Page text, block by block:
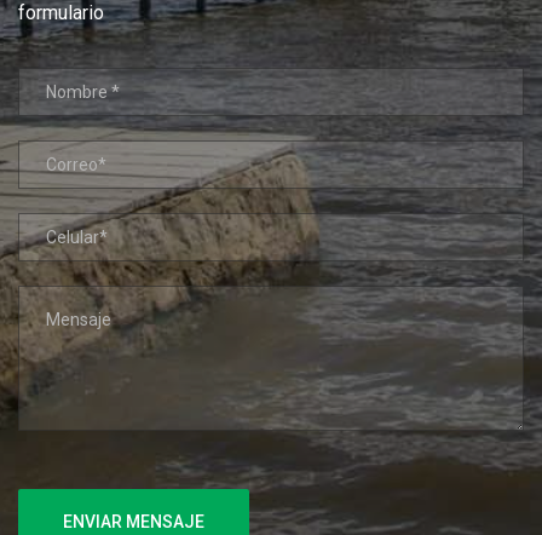
formulario
ENVIAR MENSAJE